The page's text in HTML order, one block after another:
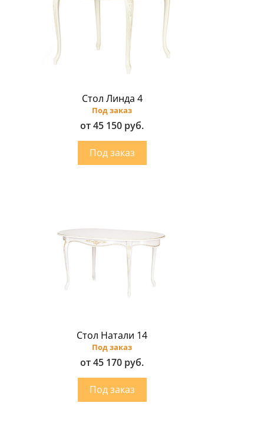
Стол Линда 4
Под заказ
от 45 150 руб.
Стол Натали 14
Под заказ
от 45 170 руб.